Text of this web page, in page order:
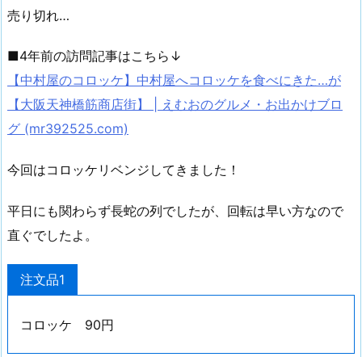
売り切れ…
■4年前の訪問記事はこちら↓
【中村屋のコロッケ】中村屋へコロッケを食べにきた…が
【大阪天神橋筋商店街】 | えむおのグルメ・お出かけブロ
グ (mr392525.com)
今回はコロッケリベンジしてきました！
平日にも関わらず長蛇の列でしたが、回転は早い方なので
直ぐでしたよ。
注文品1
コロッケ 90円